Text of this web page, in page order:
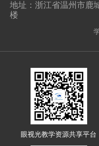
地址：浙江省温州市鹿
楼
眼视光教学资源共享平台